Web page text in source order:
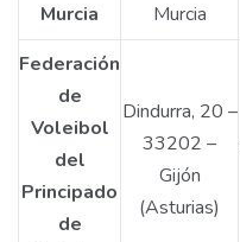
Murcia
Murcia
Federación
de
Voleibol
del
Principado
de
Dindurra, 20 –
33202 –
Gijón
(Asturias)